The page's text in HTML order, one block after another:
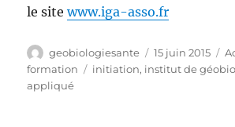
le sitewww.iga-asso.fr
Auteur
geobiologiesante
Publié
le
15 juin 2015
formation
Étiquettes
initiation, institut de
appliqué